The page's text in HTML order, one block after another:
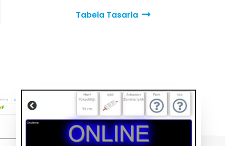
Tabela Tasarla